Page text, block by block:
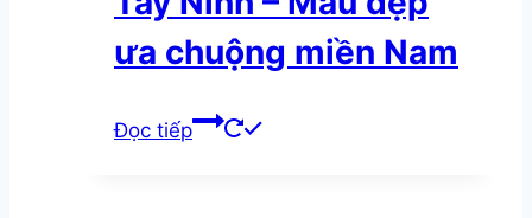
ưa chuộng miền Nam
Đọc tiếp